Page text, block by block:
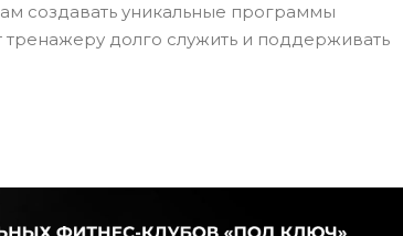
создавать уникальные программы
долго служить и поддерживать